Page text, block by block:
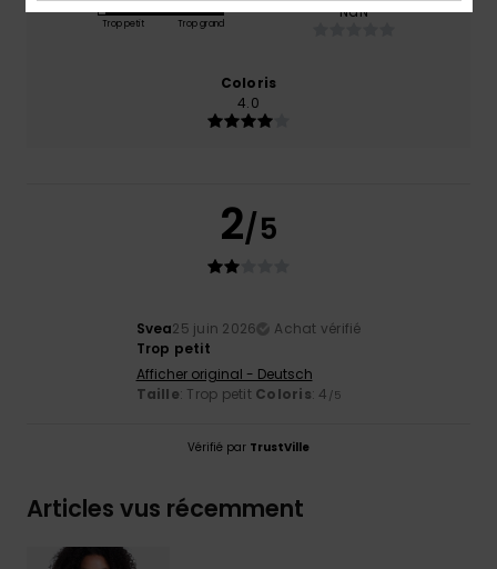
Trop petit Trop grand
NaN
Coloris
4.0
2/5
Svea25 juin 2026
Achat vérifié
Trop petit
Afficher original - Deutsch
Taille: Trop petit Coloris: 4 /5
Vérifié par TrustVille
Articles vus récemment